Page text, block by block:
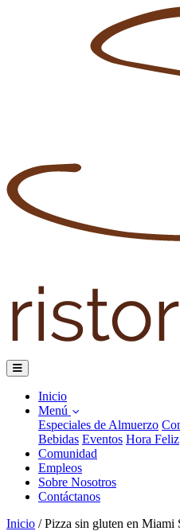
Inicio
Menú
Especiales de Almuerzo
Bebidas Eventos Hora Feliz
Comunidad
Empleos
Sobre Nosotros
Contáctanos
Inicio / Pizza sin gluten en Miami